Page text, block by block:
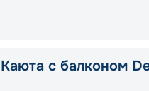
Каюта с балконом